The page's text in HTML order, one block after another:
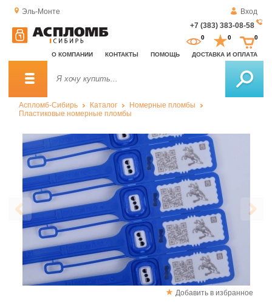
Эль-Монте
Вход
+7 (383) 383-08-58
О КОМПАНИИ КОНТАКТЫ ПОМОЩЬ ДОСТАВКА И ОПЛАТА
0 0 0
Аспломб-Сибирь Каталог
Номерные пломбы
Пластиковые номерные пломбы
Добавить в избранное